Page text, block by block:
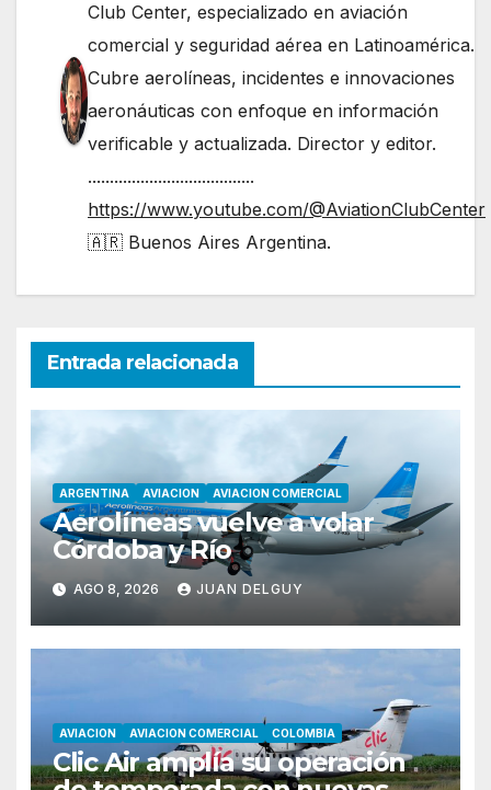
Club Center, especializado en aviación
comercial y seguridad aérea en Latinoamérica.
Cubre aerolíneas, incidentes e innovaciones
aeronáuticas con enfoque en información
verificable y actualizada. Director y editor.
......................................
https://www.youtube.com/@AviationClubCenter
🇦🇷 Buenos Aires Argentina.
Entrada relacionada
ARGENTINA AVIACION AVIACION COMERCIAL
Aerolíneas vuelve a volar
Córdoba y Río
AGO 8, 2026 JUAN DELGUY
AVIACION AVIACION COMERCIAL COLOMBIA
Clic Air amplía su operación